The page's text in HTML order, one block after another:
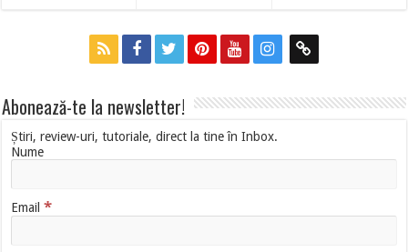
Abonează-te la newsletter!
Știri, review-uri, tutoriale, direct la tine în Inbox.
Nume
Email*